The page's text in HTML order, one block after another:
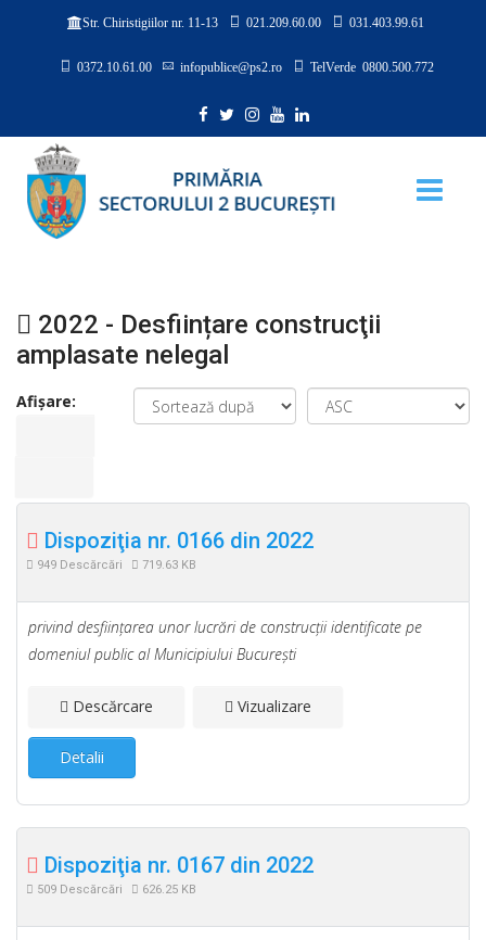
Str. Chiristigiilor nr. 11-13 021.209.60.00 031.403.99.61
0372.10.61.00 infopublice@ps2.ro TelVerde 0800.500.772
2022 - Desființare construcţii
amplasate nelegal
Afișare:
Dispoziţia nr. 0166 din 2022
949 Descărcări 719.63 KB
privind desfiinţarea unor lucrări de construcţii identificate pe
domeniul public al Municipiului Bucureşti
Descărcare Vizualizare
Detalii
Dispoziţia nr. 0167 din 2022
509 Descărcări 626.25 KB